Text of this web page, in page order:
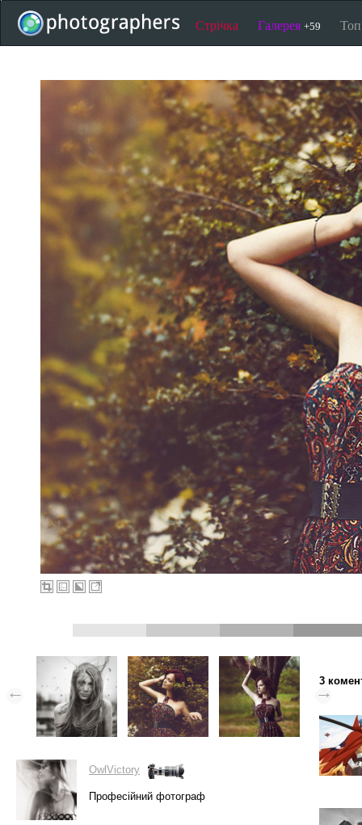
Стрічка Галерея +59
OwlVictory
Професійний фотограф
3